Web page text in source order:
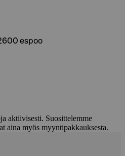
espoo
aktiivisesti. Suosittelemme
aina myös myyntipakkauksesta.